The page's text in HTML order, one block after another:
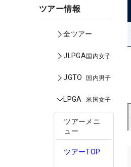
ツアー情報
全ツアー
JLPGA国内女子
JGTO 国内男子
LPGA 米国女子
ツアーメニ
ュー
ツアーTOP